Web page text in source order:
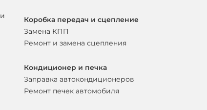
Коробка передач и сцепление
Замена КПП
Ремонт и замена сцепления
Кондиционер и печка
Заправка автокондиционеров
Ремонт печек автомобиля